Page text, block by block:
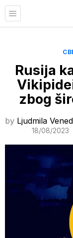
Rusija
zbog
by Ljudmila
18/08/2023